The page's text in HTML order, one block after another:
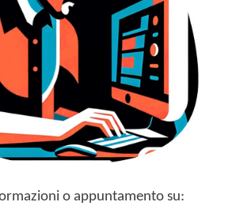
o appuntamento su: